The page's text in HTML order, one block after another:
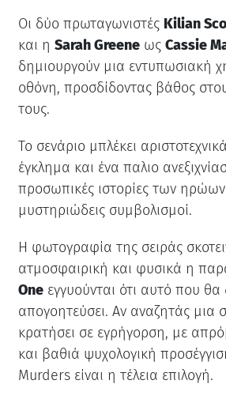
Οι δύο πρωταγωνιστές Kilian
και η Sarah Greeneως Cassie
δημιουργούν μια εντυπωσιακή
οθόνη, προσδίδοντας βάθος
τους.
To σενάριο μπλέκει
έγκλημα και ένα παλιο
προσωπικές ιστορίες των ηρώων
μυστηριώδεις συμβολισμοί.
Η φωτογραφία της σειράς
ατμοσφαιρική και φυσικά η
Oneεγγυούνται ότι αυτό που θα
απογοητεύσει. Αν αναζητάς μια
κρατήσει σε εγρήγορση, με
και βαθιά ψυχολογική
Murders είναι η τέλεια επιλογή.